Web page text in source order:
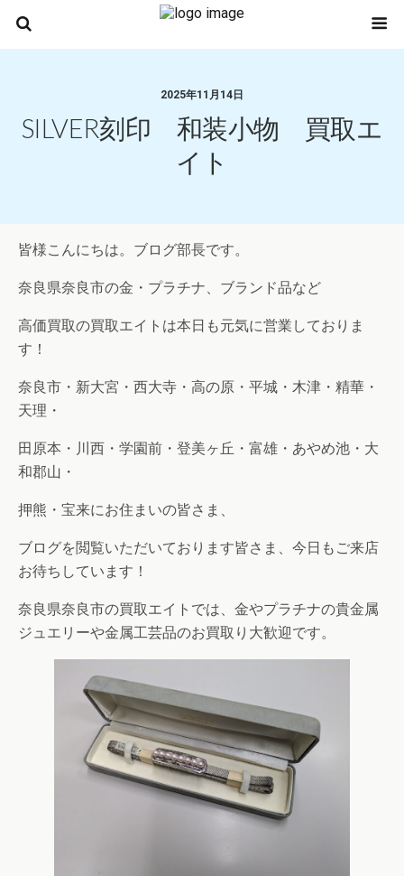
2025年11月14日
SILVER刻印 和装小物 買取エ
イト
皆様こんにちは。ブログ部長です。
奈良県奈良市の金・プラチナ、ブランド品など
高価買取の買取エイトは本日も元気に営業しておりま
す！
奈良市・新大宮・西大寺・高の原・平城・木津・精華・
天理・
田原本・川西・学園前・登美ヶ丘・富雄・あやめ池・大
和郡山・
押熊・宝来にお住まいの皆さま、
ブログを閲覧いただいております皆さま、今日もご来店
お待ちしています！
奈良県奈良市の買取エイトでは、金やプラチナの貴金属
ジュエリーや金属工芸品のお買取り大歓迎です。